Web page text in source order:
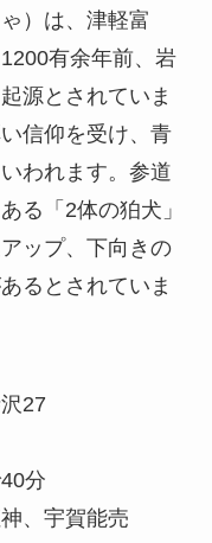
）は、津軽富
有余年前、岩
源とされていま
信仰を受け、青
われます。参道
る「2体の狛犬」
ップ、下向きの
るとされていま
27
分
、宇賀能売